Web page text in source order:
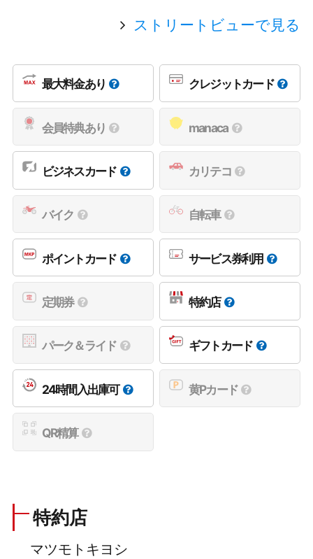
ストリートビューで見る
最大料金あり クレジットカード
会員特典あり manaca
ビジネスカード カリテコ
バイク 自転車
ポイントカード サービス券利用
定期券 特約店
パーク＆ライド ギフトカード
24時間入出庫可 黄Pカード
QR精算
特約店
マツモトキヨシ